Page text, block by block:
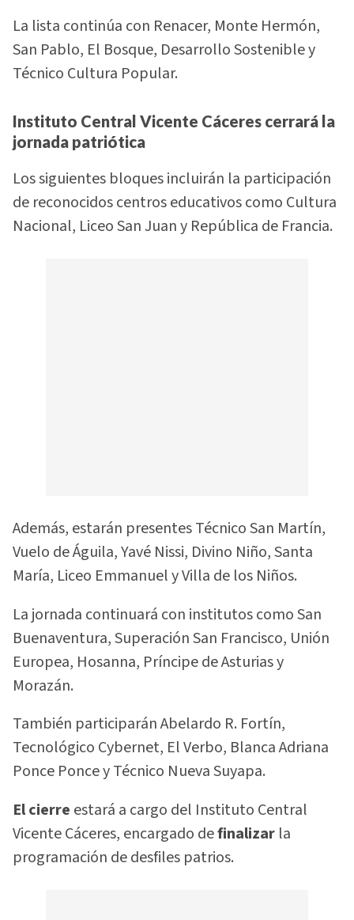
La lista continúa con Renacer, Monte Hermón,
San Pablo, El Bosque, Desarrollo Sostenible y
Técnico Cultura Popular.
Instituto Central Vicente Cáceres cerrará la
jornada patriótica
Los siguientes bloques incluirán la participación
de reconocidos centros educativos como Cultura
Nacional, Liceo San Juan y República de Francia.
Además, estarán presentes Técnico San Martín,
Vuelo de Águila, Yavé Nissi, Divino Niño, Santa
María, Liceo Emmanuel y Villa de los Niños.
La jornada continuará con institutos como San
Buenaventura, Superación San Francisco, Unión
Europea, Hosanna, Príncipe de Asturias y
Morazán.
También participarán Abelardo R. Fortín,
Tecnológico Cybernet, El Verbo, Blanca Adriana
Ponce Ponce y Técnico Nueva Suyapa.
El cierre estará a cargo del Instituto Central
Vicente Cáceres, encargado definalizar la
programación de desfiles patrios.